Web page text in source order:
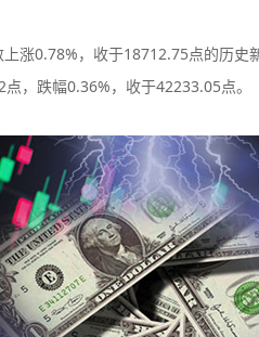
涨0.78%，收于18712.75点的历
，跌幅0.36%，收于42233.05点。
Exness
口碑评分：
塞浦路斯
监管中 TMGM
口碑评分：
澳大利亚
（MM）